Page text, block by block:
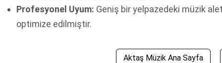
Profesyonel Uyum: Geniş bir yelpazedeki müzik
optimize edilmiştir.
Aktaş Müzik Ana Sayfa